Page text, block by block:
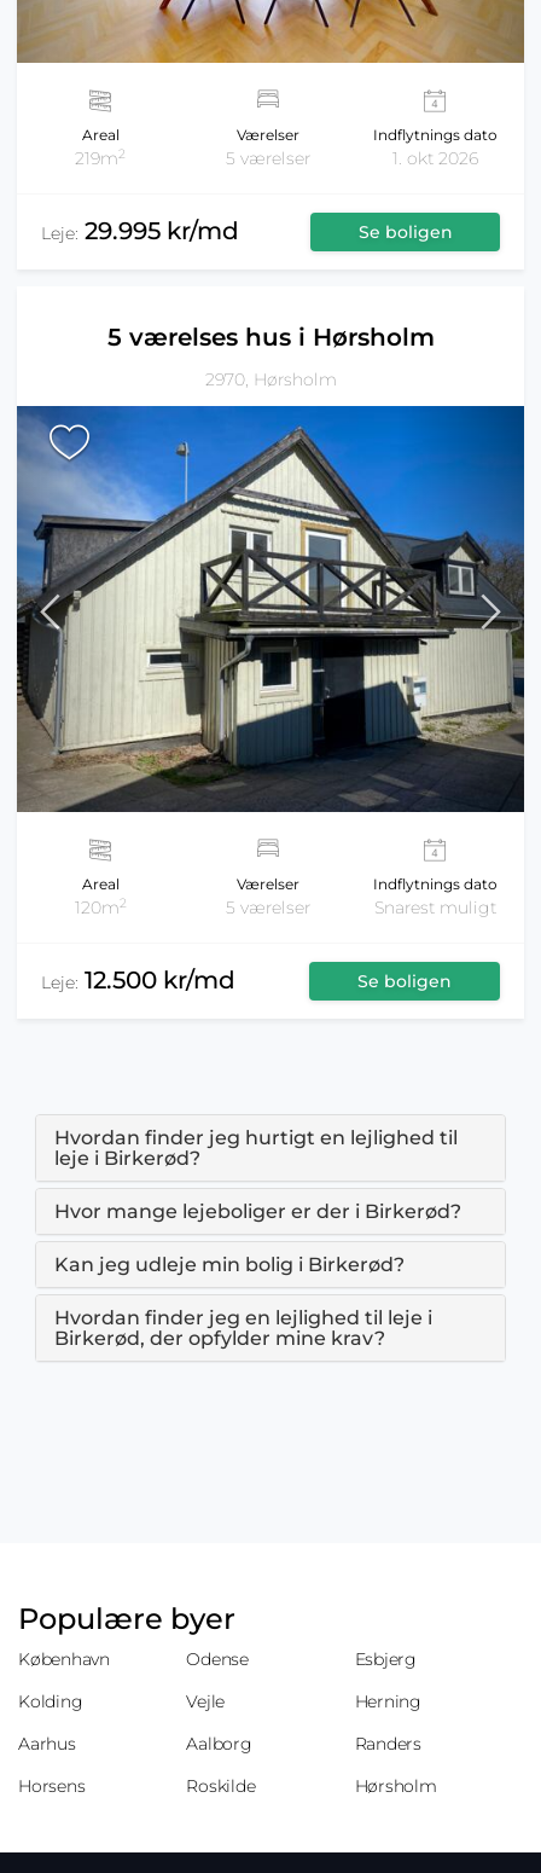
Areal
219m2
Værelser
5 værelser
Indflytnings dato
1. okt 2026
Leje: 29.995 kr/md Se boligen
5 værelses hus i Hørsholm
2970, Hørsholm
Areal
120m2
Værelser
5 værelser
Indflytnings dato
Snarest muligt
Leje: 12.500 kr/md Se boligen
Hvordan finder jeg hurtigt en lejlighed til
leje i Birkerød?
Hvor mange lejeboliger er der i Birkerød?
Kan jeg udleje min bolig i Birkerød?
Hvordan finder jeg en lejlighed til leje i
Birkerød, der opfylder mine krav?
Populære byer
København Odense
Esbjerg
Kolding
Vejle
Herning
Aarhus
Aalborg
Randers
Horsens
Roskilde Hørsholm